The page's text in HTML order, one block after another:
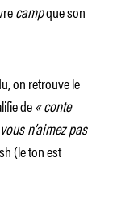
campque son
on retrouve le
de« conte
n’aimez pas
(le ton est